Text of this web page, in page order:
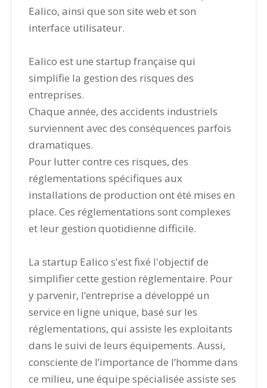
Ealico, ainsi que son site web et son
interface utilisateur.
Ealico est une startup française qui
simplifie la gestion des risques des
entreprises.
Chaque année, des accidents industriels
surviennent avec des conséquences parfois
dramatiques.
Pour lutter contre ces risques, des
réglementations spécifiques aux
installations de production ont été mises en
place. Ces réglementations sont complexes
et leur gestion quotidienne difficile.
La startup Ealico s'est fixé l'objectif de
simplifier cette gestion réglementaire. Pour
y parvenir, l’entreprise a développé un
service en ligne unique, basé sur les
réglementations, qui assiste les exploitants
dans le suivi de leurs équipements. Aussi,
consciente de l’importance de l’homme dans
ce milieu, une équipe spécialisée assiste ses